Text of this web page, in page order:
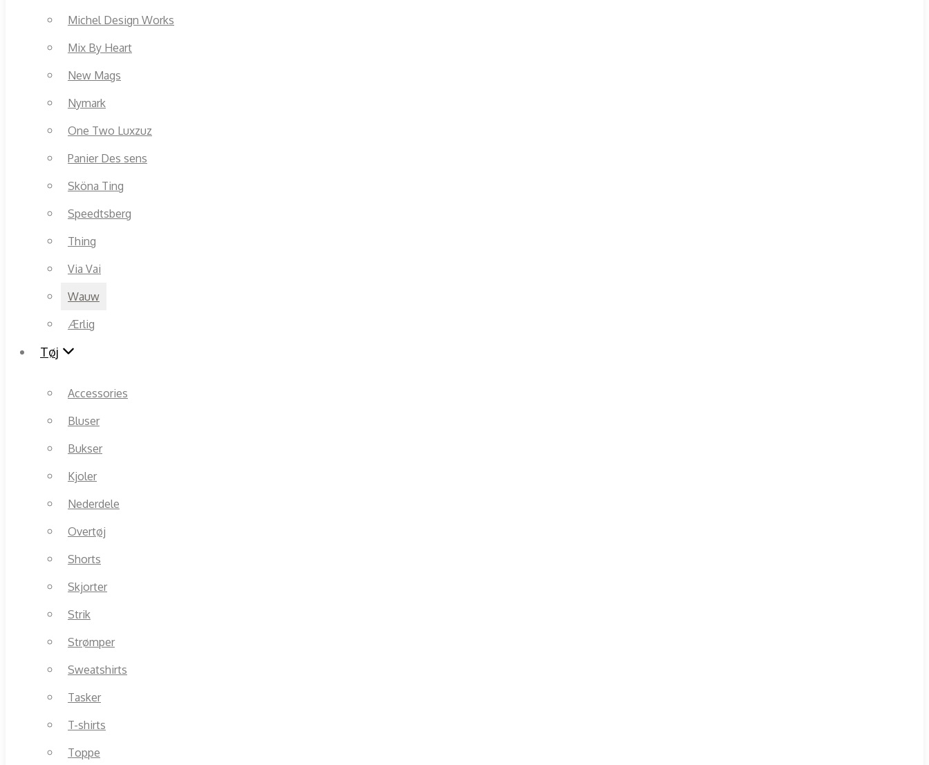
Michel Design Works
Mix By Heart
New Mags
Nymark
One Two Luxzuz
Panier Des sens
Sköna Ting
Speedtsberg
Thing
Via Vai
Wauw
Ærlig
Tøj
Accessories
Bluser
Bukser
Kjoler
Nederdele
Overtøj
Shorts
Skjorter
Strik
Strømper
Sweatshirts
Tasker
T-shirts
Toppe